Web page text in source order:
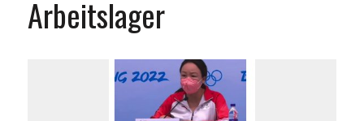
Arbeitslager